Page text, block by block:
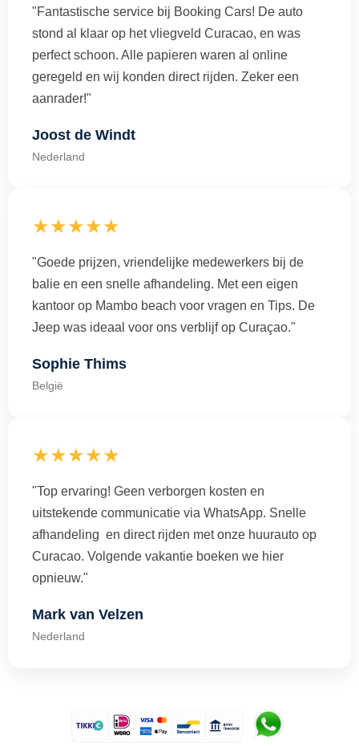
"Fantastische service bij Booking Cars! De auto
stond al klaar op het vliegveld Curacao, en was
perfect schoon. Alle papieren waren al online
geregeld en wij konden direct rijden. Zeker een
aanrader!"
Joost de Windt
Nederland
★★★★★
"Goede prijzen, vriendelijke medewerkers bij de
balie en een snelle afhandeling. Met een eigen
kantoor op Mambo beach voor vragen en Tips. De
Jeep was ideaal voor ons verblijf op Curaçao."
Sophie Thims
België
★★★★★
"Top ervaring! Geen verborgen kosten en
uitstekende communicatie via WhatsApp. Snelle
afhandeling en direct rijden met onze huurauto op
Curacao. Volgende vakantie boeken we hier
opnieuw."
Mark van Velzen
Nederland